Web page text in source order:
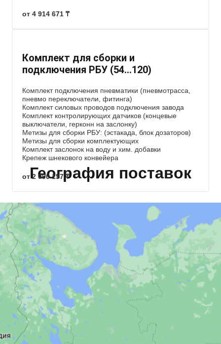
от 4 914 671 ₸
Комплект для сборки и
подключения РБУ (54…120)
Комплект подключения пневматики (пневмотрасса,
пневмо переключатели, фитинга)
Комплект силовых проводов подключения завода
Комплект контролирующих датчиков (концевые
выключатели, герконн на заслонку)
Метизы для сборки РБУ: (эстакада, блок дозаторов)
Метизы для сборки комплектующих
Комплект заслонок на воду и хим. добавки
Крепеж шнекового конвейера
от 2 000 157 ₸
География поставок